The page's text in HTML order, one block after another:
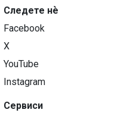
Следете нѐ
Facebook
X
YouTube
Instagram
Сервиси